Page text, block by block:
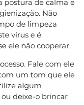
postura de calma e
Não
de limpeza
vírus e é
ele não cooperar.
Fale com ele
um tom que ele
algum
deixe-o brincar